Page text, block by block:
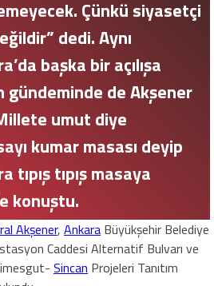
Çünkü siyasetçi
dedi. Aynı
başka bir açılışa
gündeminde de Akşener
umut diye
kumar masası deyip
tıpış masaya
konuştu.
Akşener, Ankara Büyükşehir Belediye
Caddesi Alternatif Bulvarı ve
Sincan Projeleri Tanıtım